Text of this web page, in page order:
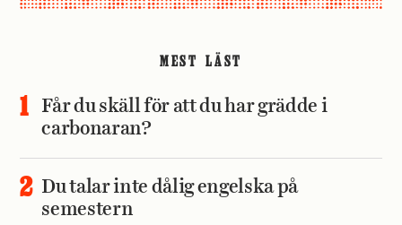
MEST LÄST
Får du skäll för att du har grädde i
carbonaran?
Du talar inte dålig engelska på
semestern